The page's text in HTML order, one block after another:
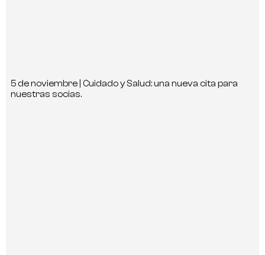
5 de noviembre | Cuidado y Salud: una nueva cita para
nuestras socias.